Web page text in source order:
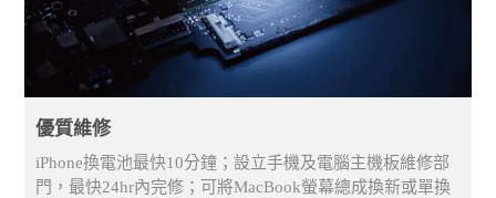
優質維修
iPhone換電池最快10分鐘；設立手機及電腦主機板維修部
門，最快24hr內完修；可將MacBook螢幕總成換新或單換